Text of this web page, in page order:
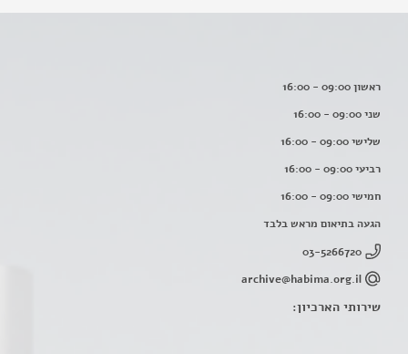
ראשון 09:00 - 16:00
שני 09:00 - 16:00
שלישי 09:00 - 16:00
רביעי 09:00 - 16:00
חמישי 09:00 - 16:00
הגעה בתיאום מראש בלבד
03-5266720
archive@habima.org.il
שירותי הארכיון: